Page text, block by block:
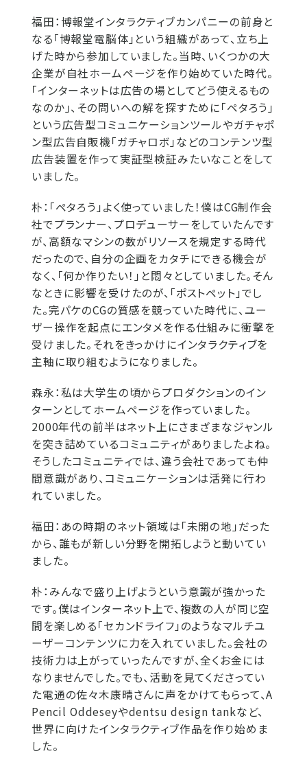
福田： 博報堂インタラクティブカンパニーの前身と
なる「博報堂電脳体」という組織があって、立ち上
げた時から参加していました。当時、いくつかの大
企業が自社ホームページを作り始めていた時代。
「インターネットは広告の場としてどう使えるもの
なのか」、その問いへの解を探すために「ペタろう」
という広告型コミュニケーションツールやガチャポ
ン型広告自販機「ガチャロボ」などのコンテンツ型
広告装置を作って実証型検証みたいなことをして
いました。
朴： 「ペタろう」よく使っていました！僕はCG制作会
社でプランナー、プロデューサーをしていたんです
が、高額なマシンの数がリソースを規定する時代
だったので、自分の企画をカタチにできる機会が
なく、「何か作りたい！」と悶々としていました。そん
なときに影響を受けたのが、「ポストペット」でし
た。完パケのCGの質感を競っていた時代に、ユー
ザー操作を起点にエンタメを作る仕組みに衝撃を
受けました。それをきっかけにインタラクティブを
主軸に取り組むようになりました。
森永：私は大学生の頃からプロダクションのイン
ターンとしてホームページを作っていました。
2000年代の前半はネット上にさまざまなジャンル
を突き詰めているコミュニティがありましたよね。
そうしたコミュニティでは、違う会社であっても仲
間意識があり、コミュニケーションは活発に行わ
れていました。
福田： あの時期のネット領域は「未開の地」だった
から、誰もが新しい分野を開拓しようと動いてい
ました。
朴： みんなで盛り上げようという意識が強かった
です。僕はインターネット上で、複数の人が同じ空
間を楽しめる「セカンドライフ」のようなマルチユ
ーザーコンテンツに力を入れていました。会社の
技術力は上がっていったんですが、全くお金には
なりませんでした。でも、活動を見てくださってい
た電通の佐々木康晴さんに声をかけてもらって、A
Pencil Oddeseyやdentsu design tankなど、
世界に向けたインタラクティブ作品を作り始めま
した。